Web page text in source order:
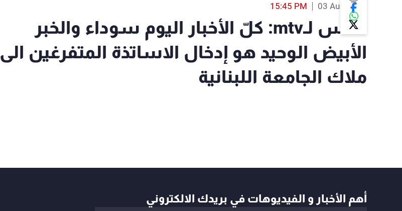
03 Aug 2023
15:45 PM
كلاس لـmtv: كلّ الأخبار اليوم سوداء والخبر
الأبيض الوحيد هو إدخال الاساتذة المتفرغين الى
ملاك الجامعة اللبنانية
أهم الأخبار و الفيديوهات في بريدك الالكتروني